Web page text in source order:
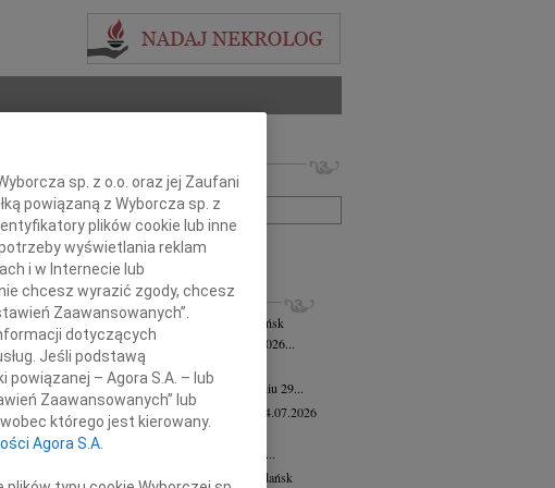
Imię i nazwisko lub numer ogłoszenia:
+ szukanie zaawansowane
INNE NEKROLOGI
Lubomira Bożyk wiek: 102 04.08.2026
Gdańsk
Z żalem zawiadamiamy, że w dniu 25 lipca 2026...
Henryk Klocek 28.07.2026
Z wielkim smutkiem zawiadamiamy, że w dniu 29...
Jadwiga Semmerling-Owczarska
24.07.2026
Gdańsk
Z głębokim żalem zawiadamiamy, że dnia 20...
Andrzej Krupowicz wiek: 87 16.07.2026
Gdańsk
sp. z o.o. oraz jej Zaufani
powiązaną z Wyborcza sp. z
plików cookie lub inne
wyświetlania reklam
i w Internecie lub
chcesz wyrazić zgody, chcesz
Zaawansowanych”.
dotyczących
Jeśli podstawą
– Agora S.A. – lub
Zaawansowanych” lub
którego jest kierowany.
Agora S.A.